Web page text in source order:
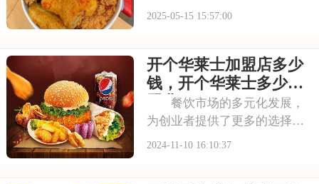
市场中占据了一席之地。它将
色产品，深受消费者喜爱。对
于有创业想法的人来说，加盟
塔斯汀汉堡的加盟
2025-05-15 15:57:00
开个华莱士加盟店多少
钱，开个华莱士多少加
盟费
餐饮市场的多元化发展，
为创业者提供了更多的选择。
华莱士，以其独特的品牌魅力
2024-11-10 16:10:37